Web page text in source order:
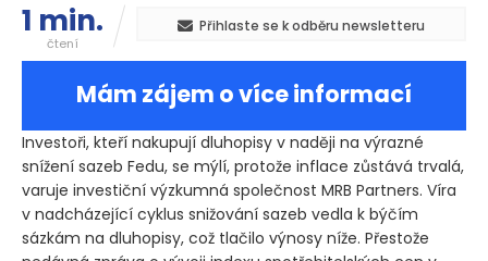
1 min.
čtení
Přihlaste se k odběru newsletteru
Mám zájem o více informací
Investoři, kteří nakupují dluhopisy v naději na výrazné
snížení sazeb Fedu, se mýlí, protože inflace zůstává trvalá,
varuje investiční výzkumná společnost MRB Partners. Víra
v nadcházející cyklus snižování sazeb vedla k býčím
sázkám na dluhopisy, což tlačilo výnosy níže. Přestože